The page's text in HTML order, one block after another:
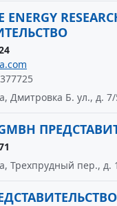
ENERGY
Дмитровка Б. ул., д. 7/
Трехпрудный пер., д.